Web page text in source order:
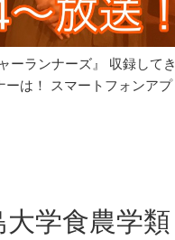
ーランナーズ』 収録してき
は！ スマートフォンアプ
学食農学類